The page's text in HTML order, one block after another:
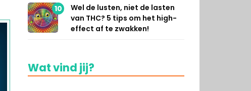
10
Wel de lusten, niet de lasten
van THC? 5 tips om het high-
effect af te zwakken!
Wat vind jij?